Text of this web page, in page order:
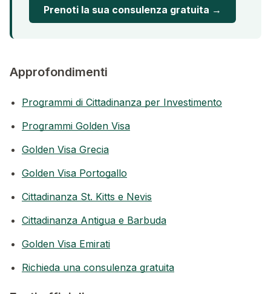
Prenoti la sua consulenza gratuita →
Approfondimenti
Programmi di Cittadinanza per Investimento
Programmi Golden Visa
Golden Visa Grecia
Golden Visa Portogallo
Cittadinanza St. Kitts e Nevis
Cittadinanza Antigua e Barbuda
Golden Visa Emirati
Richieda una consulenza gratuita